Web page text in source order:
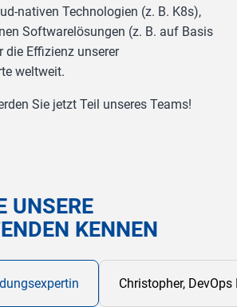
nativen Technologien (z. B. K8s),
Softwarelösungen (z. B. auf Basis
die Effizienz unserer
weltweit.
Sie jetzt Teil unseres Teams!
UNSERE
KENNEN
Christopher, DevOps